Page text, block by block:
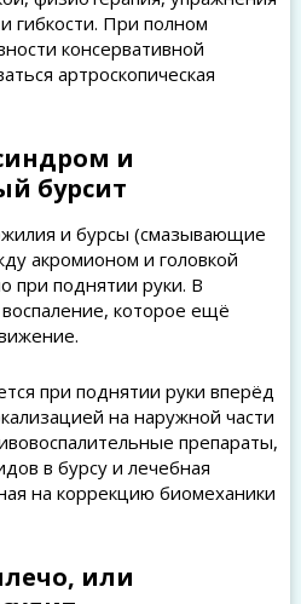
гибкости. При полном
консервативной
артроскопическая
и
бурсит
и бурсы (смазывающие
акромионом и головкой
при поднятии руки. В
которое ещё
при поднятии руки вперёд
на наружной части
препараты,
в бурсу и лечебная
на коррекцию биомеханики
или